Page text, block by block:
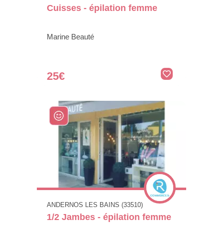
Cuisses - épilation femme
Marine Beauté
25€
ANDERNOS LES BAINS (33510)
1/2 Jambes - épilation femme